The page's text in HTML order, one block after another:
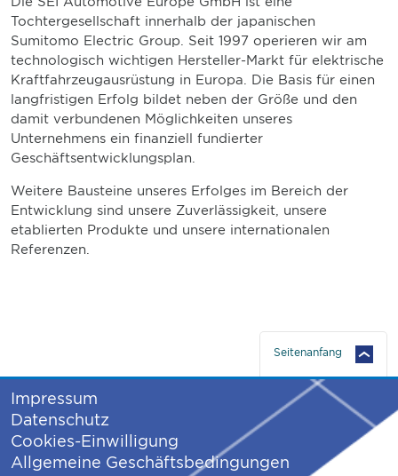
Tochtergesellschaft innerhalb der japanischen
Sumitomo Electric Group. Seit 1997 operieren wir am
technologisch wichtigen Hersteller-Markt für elektrische
Kraftfahrzeugausrüstung in Europa. Die Basis für einen
langfristigen Erfolg bildet neben der Größe und den
damit verbundenen Möglichkeiten unseres
Unternehmens ein finanziell fundierter
Geschäftsentwicklungsplan.
Weitere Bausteine unseres Erfolges im Bereich der
Entwicklung sind unsere Zuverlässigkeit, unsere
etablierten Produkte und unsere internationalen
Referenzen.
Seitenanfang
Impressum
Datenschutz
Cookies-Einwilligung
Allgemeine Geschäftsbedingungen